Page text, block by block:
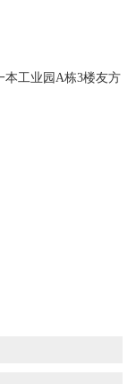
本工业园A栋3楼友方